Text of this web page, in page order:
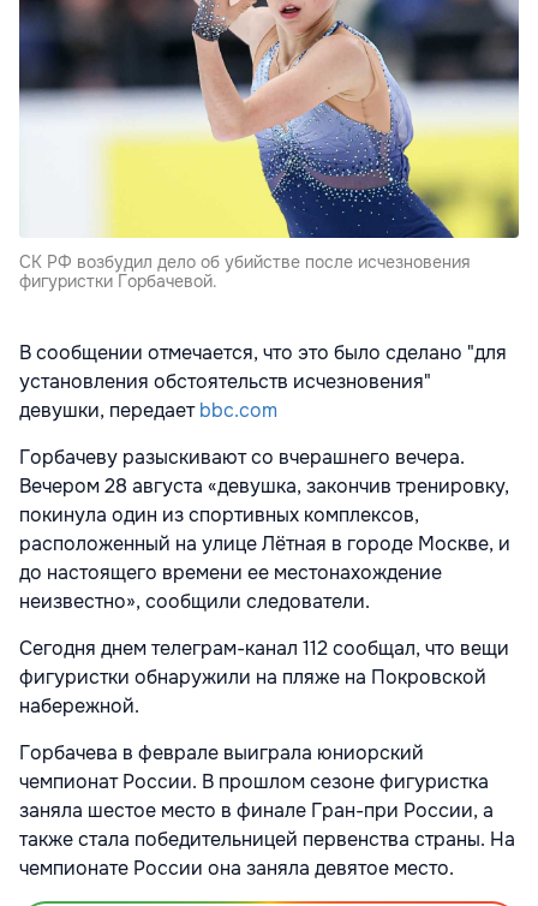
СК РФ возбудил дело об убийстве после исчезновения
фигуристки Горбачевой.
В сообщении отмечается, что это было сделано "для
установления обстоятельств исчезновения"
девушки, передаетbbc.com
Горбачеву разыскивают со вчерашнего вечера.
Вечером 28 августа «девушка, закончив тренировку,
покинула один из спортивных комплексов,
расположенный на улице Лётная в городе Москве, и
до настоящего времени ее местонахождение
неизвестно», сообщили следователи.
Сегодня днем телеграм-канал 112 сообщал, что вещи
фигуристки обнаружили на пляже на Покровской
набережной.
Горбачева в феврале выиграла юниорский
чемпионат России. В прошлом сезоне фигуристка
заняла шестое место в финале Гран-при России, а
также стала победительницей первенства страны. На
чемпионате России она заняла девятое место.